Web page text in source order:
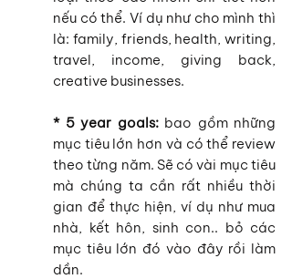
nếu có thể. Ví dụ như cho mình thì
là: family, friends, health, writing,
travel, income, giving back,
creative businesses.
* 5 year goals: bao gồm những
mục tiêu lớn hơn và có thể review
theo từng năm. Sẽ có vài mục tiêu
mà chúng ta cần rất nhiều thời
gian để thực hiện, ví dụ như mua
nhà, kết hôn, sinh con.. bỏ các
mục tiêu lớn đó vào đây rồi làm
dần.